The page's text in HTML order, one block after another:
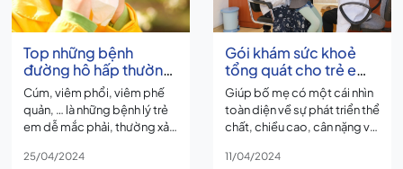
Top những bệnh
đường hô hấp thường
gặp ở trẻ em, bố mẹ
nên biết
Cúm, viêm phổi, viêm phế
quản, … là những bệnh lý trẻ
em dễ mắc phải, thường xảy
nhất vào thời điểm giao
25/04/2024
Gói khám sức khoẻ
tổng quát cho trẻ em
từ 6 – 11 tuổi
Giúp bố mẹ có một cái nhìn
toàn diện về sự phát triển thể
chất, chiều cao, cân nặng và
Và phát hiện kịp thời các
11/04/2024